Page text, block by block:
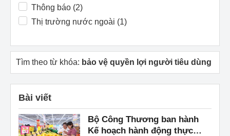
Thông báo (2)
Thị trường nước ngoài (1)
Tìm theo từ khóa: bảo vệ quyền lợi người tiêu dùng
Bài viết
Bộ Công Thương ban hành
Kế hoạch hành động thực